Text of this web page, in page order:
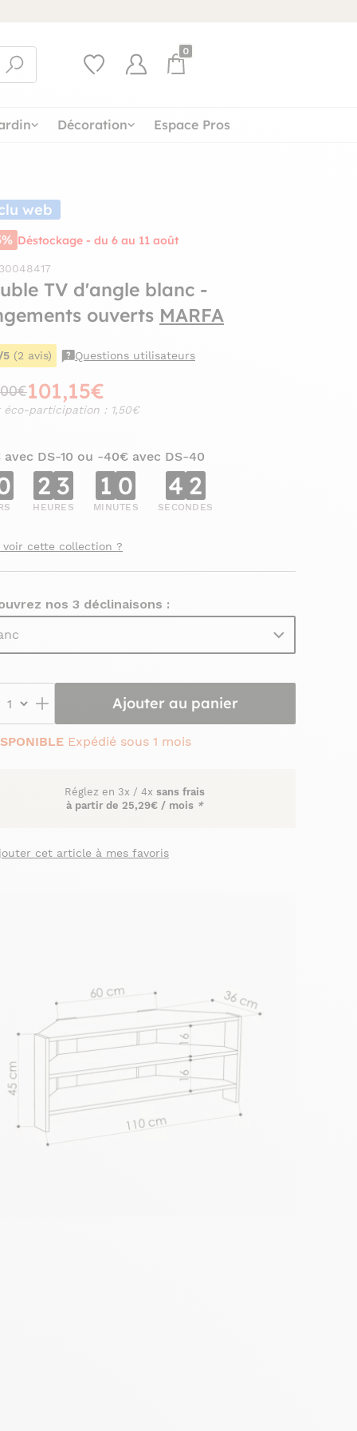
0
Décoration Espace Pros
web
Déstockage - du 6 au 11 août
TV d'angle blanc -
ouverts MARFA
5 (2 avis) Questions utilisateurs
101,15€
éco-participation : 1,50€
avec DS-10 ou -40€ avec DS-40
2 3
HEURES
1 0
MINUTES
4 1
SECONDES
voir cette collection ?
nos 3 déclinaisons :
Ajouter au panier
Expédié sous 1 mois
Réglez en 3x / 4x sans frais
à partir de 25,29€ / mois *
cet article à mes favoris